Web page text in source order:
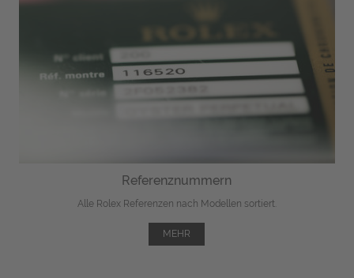
Referenznummern
Alle Rolex Referenzen nach Modellen sortiert.
MEHR